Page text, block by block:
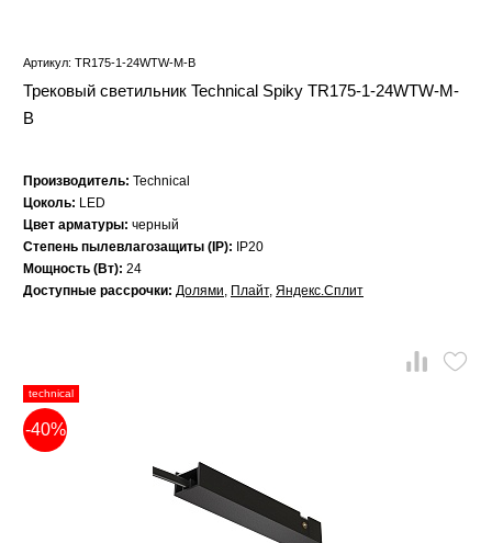
Артикул: TR175-1-24WTW-M-B
Трековый светильник Technical Spiky TR175-1-24WTW-M-
B
Производитель: Technical
Цоколь: LED
Цвет арматуры: черный
Степень пылевлагозащиты (IP):
IP20
Мощность (Вт): 24
Доступные рассрочки: Долями, Плайт, Яндекс.Сплит
technical
-40%